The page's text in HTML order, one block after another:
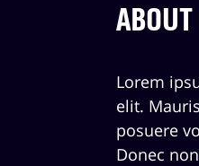
About
Lorem
elit.
posuere
Donec